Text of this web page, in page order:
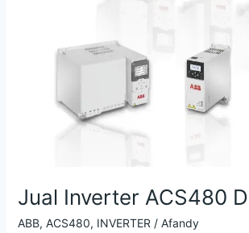
Jual Inverter ACS480
ABB, ACS480, INVERTER / Afandy